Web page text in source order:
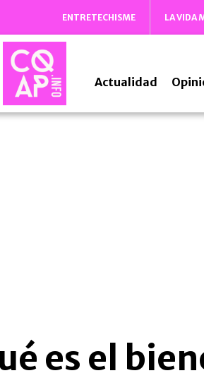
ENTRETECHISME LA VIDA
Actualidad
es el